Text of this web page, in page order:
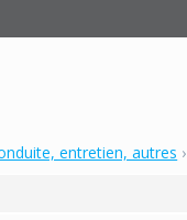
entretien, autres ›